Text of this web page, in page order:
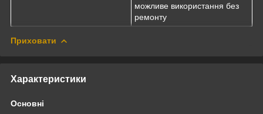
можливе використання без
ремонту
Приховати
Характеристики
Основні